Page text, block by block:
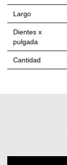
Largo
Dientes x
pulgada
Cantidad